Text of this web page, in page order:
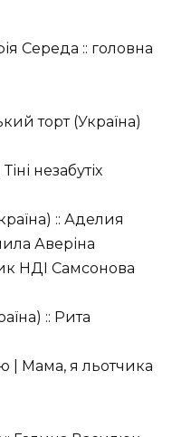
Середа :: головна
торт (Україна)
| Тіні незабутіх
:: Аделия
Аверіна
НДІ Самсонова
:: Рита
| Мама, я льотчика